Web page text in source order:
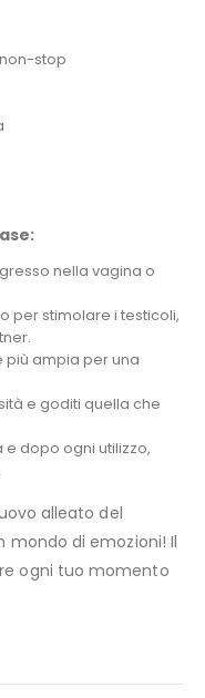
stop
nella vagina o
per stimolare i testicoli,
più ampia per una
e goditi quella che
dopo ogni utilizzo,
alleato del
mondo di emozioni! Il
ogni tuo momento